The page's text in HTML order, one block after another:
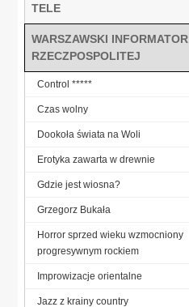
TELE
WARSZAWSKI INFORMATOR
RZECZPOSPOLITEJ
Control *****
Czas wolny
Dookoła świata na Woli
Erotyka zawarta w drewnie
Gdzie jest wiosna?
Grzegorz Bukała
Horror sprzed wieku wzmocniony
progresywnym rockiem
Improwizacje orientalne
Jazz z krainy country